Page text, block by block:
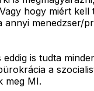
hogy miért
menedzser/
is tudta
a
meg MI.